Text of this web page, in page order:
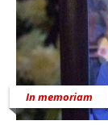
In memoriam